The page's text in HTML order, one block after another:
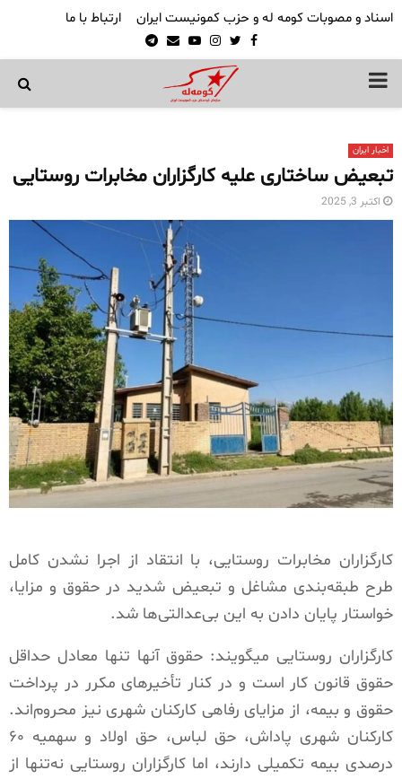
اسناد و مصوبات کومه له و حزب کمونیست ایران ارتباط با ما
Facebook
Twitter
Instagram
Youtube
Email
Telegram
PRIMARY
اخبار ایران
تبعیض ساختاری علیه کارگزاران مخابرات روستایی
اکتبر 3, 2025
کارگزاران مخابرات روستایی، با انتقاد از اجرا نشدن کامل
طرح طبقه‌بندی مشاغل و تبعیض شدید در حقوق و مزایا،
خواستار پایان دادن به این بی‌عدالتی‌ها شد.
کارگزاران روستایی میگویند: حقوق آنها تنها معادل حداقل
حقوق قانون کار است و در کنار تأخیرهای مکرر در پرداخت
حقوق و بیمه، از مزایای رفاهی کارکنان شهری نیز محروم‌اند.
کارکنان شهری پاداش، حق لباس، حق اولاد و سهمیه ۶۰
درصدی بیمه تکمیلی دارند، اما کارگزاران روستایی نه‌تنها از